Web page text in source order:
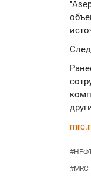
#
#MRC